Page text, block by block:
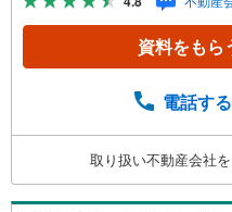
基準を満たした、上位
ンチュリオン」です
から欠かすことなく
入の際に実際かかる
のアドバイスをさせ
大きな金額を長期間
1％変わるだけで、支
資料をもら
電話する
取り扱い不動産会社